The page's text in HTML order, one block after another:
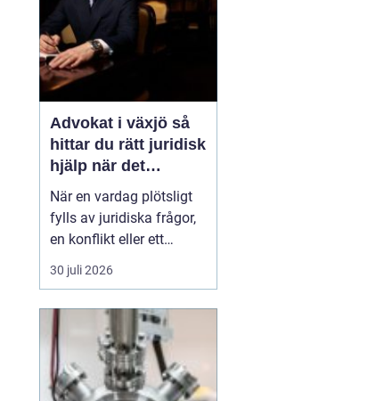
Advokat i växjö så
hittar du rätt juridisk
hjälp när det
verkligen gäller
När en vardag plötsligt
fylls av juridiska frågor,
en konflikt eller ett
myndighetsbeslut som
känns övermäktigt,
som både kan lagen och
förstår människan
bakom problemet. Att
anlitaen advokat ...
30 juli 2026